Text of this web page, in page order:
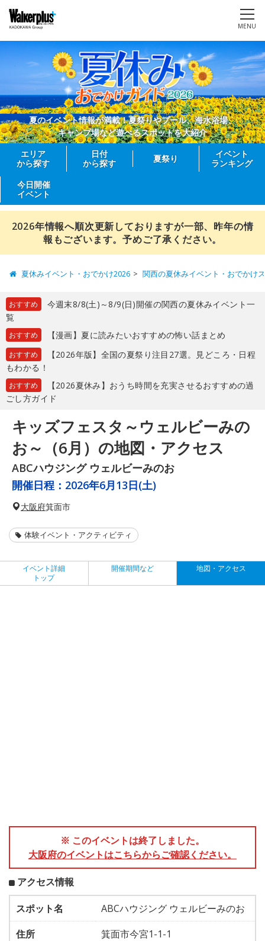
MENU
夏のイベント情報が満載！夏祭りやプール、海水浴場、
キャンプ場など遊べるスポットを大紹介
エリア
から探す
日付
から探す
夏祭り
イベント
ランキング
今日開催
イベント
2026年情報へ順次更新しておりますが一部、昨年の情
報もございます。予めご了承ください。
夏休みイベント・おでかけ2026 関西の夏休みイベント・おでかけ
おすすめ
今週末8/8(土)～8/9(日)開催の関西の夏休みイベント一
覧
おすすめ 【漫画】夏に読みたいおすすめの怖い話まとめ
おすすめ
【2026年版】全国の夏祭り注目27選。見どころ・日程
もわかる！
おすすめ
【2026夏休み】おうち時間を充実させるおすすめの過
ごし方ガイド
キッズフェスタ～ウェルビーみの
お～（6月）の地図・アクセス
ABCハウジング ウェルビーみのお
開催日程： 2026年6月13日(土)
大阪府箕面市
体験イベント・アクティビティ
イベント詳細
トップ
開催期間など 地図・アクセス
※ このイベントは終了しました。
大阪府のイベントはこちらからご確認ください。
アクセス情報
スポット名
ABCハウジング ウェルビーみのお
住所
箕面市今宮1-1-1